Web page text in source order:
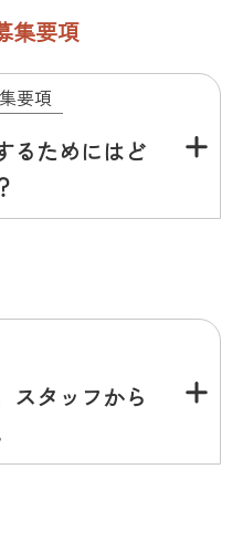
集要項
要項
るためにはど
スタッフから